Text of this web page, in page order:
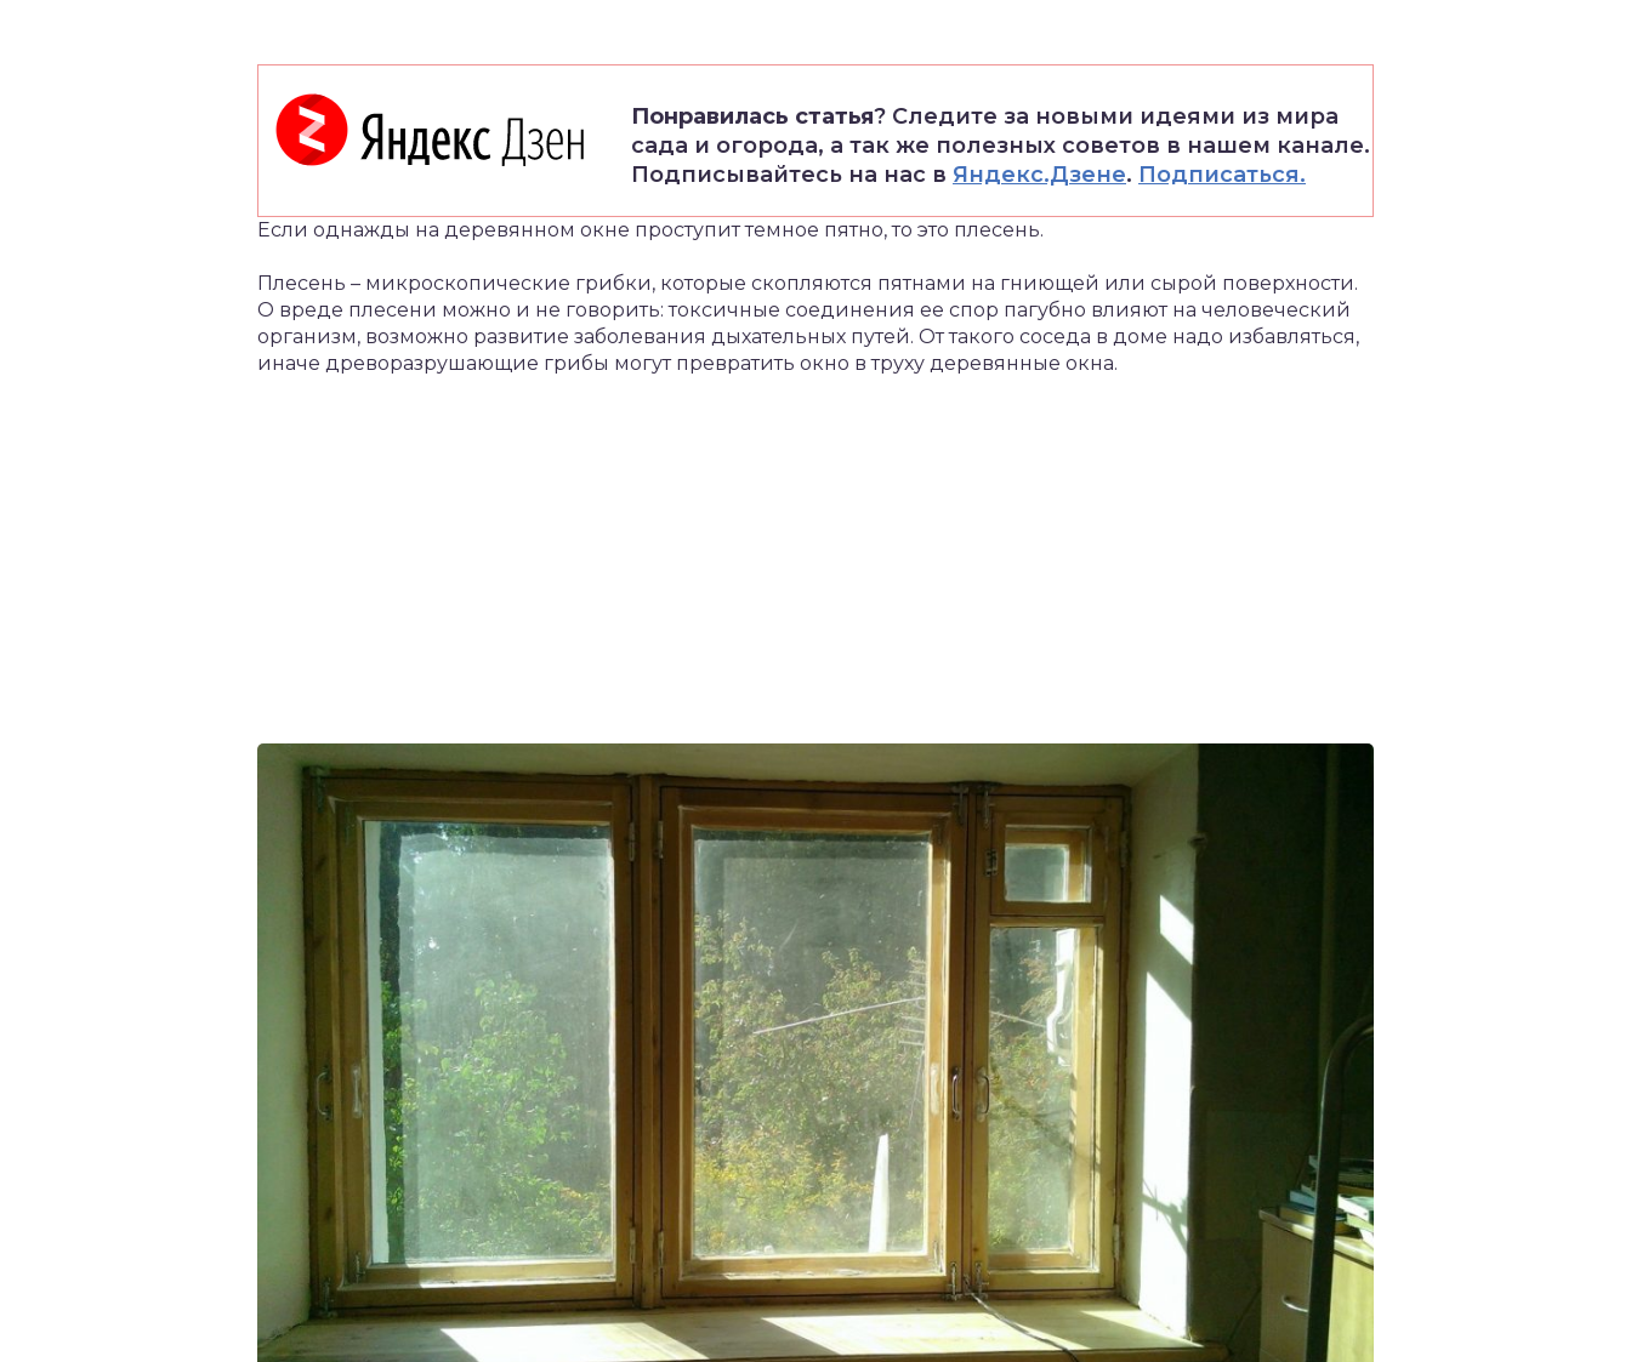
Понравилась статья? Следите за новыми идеями из мира
сада и огорода, а так же полезных советов в нашем канале.
Подписывайтесь на нас в Яндекс.Дзене. Подписаться.
Если однажды на деревянном окне проступит темное пятно, то это плесень.
Плесень – микроскопические грибки, которые скопляются пятнами на гниющей или сырой поверхности.
О вреде плесени можно и не говорить: токсичные соединения ее спор пагубно влияют на человеческий
организм, возможно развитие заболевания дыхательных путей. От такого соседа в доме надо избавляться,
иначе древоразрушающие грибы могут превратить окно в труху деревянные окна.